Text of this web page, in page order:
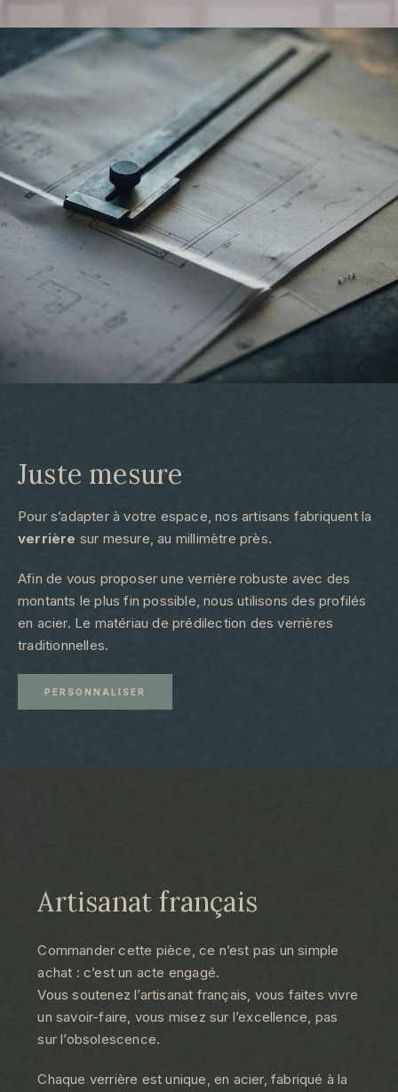
Juste mesure​
Pour s’adapter à votre espace, nos artisans fabriquent la
verrière sur mesure, au millimètre près.
Afin de vous proposer une verrière robuste avec des
montants le plus fin possible, nous utilisons des profilés
en acier. Le matériau de prédilection des verrières
traditionnelles.
PERSONNALISER
Artisanat français
Commander cette pièce, ce n’est pas un simple
achat : c’est un acte engagé.
Vous soutenez l’artisanat français, vous faites vivre
un savoir-faire, vous misez sur l’excellence, pas
sur l’obsolescence.
Chaque verrière est unique, en acier, fabriqué à la